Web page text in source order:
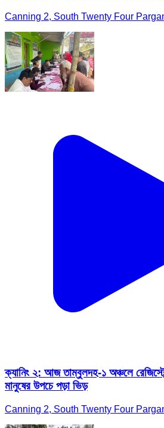
Canning 2, South Twenty Four
ক্যানিং ২: আজ তাম্বুলদহ-১ অঞ্চলে
মানুষের উপচে পড়া ভিড়
Canning 2, South Twenty Four